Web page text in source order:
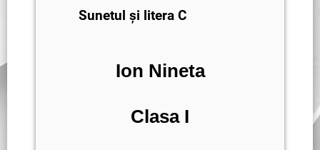
Sunetul și litera C
Ion Nineta
Clasa I